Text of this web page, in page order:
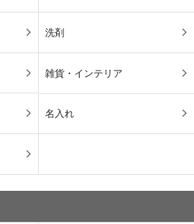
洗剤
雑貨・インテリア
名入れ